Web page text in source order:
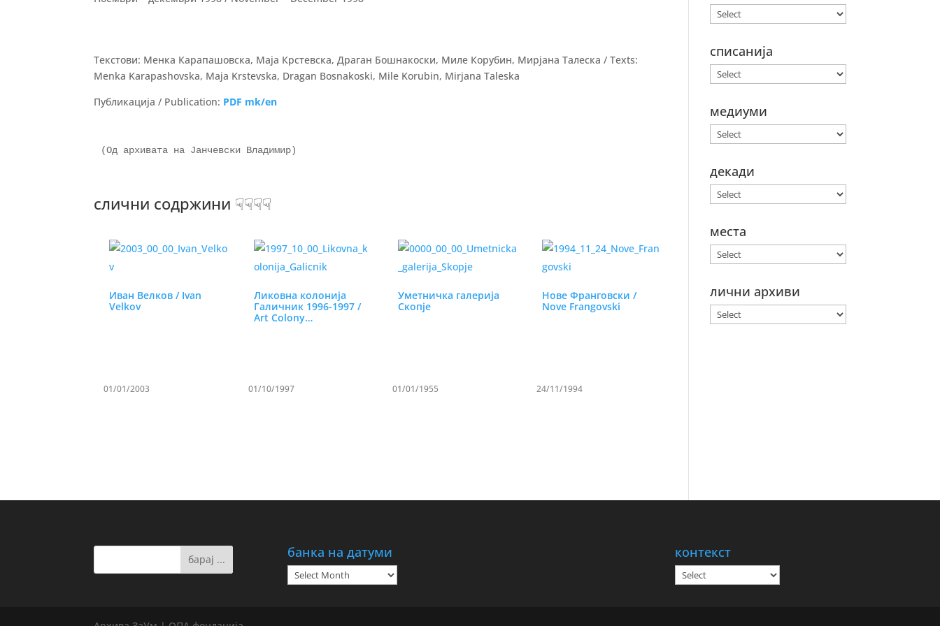
Текстови: Менка Карапашовска, Маја Крстевска, Драган Бошнакоски, Миле Корубин, Мирјана Талеска / Texts:
Menka Karapashovska, Maja Krstevska, Dragan Bosnakoski, Mile Korubin, Mirjana Taleska
Публикација / Publication: PDF mk/en
(Од архивата на Јанчевски Владимир)
слични содржини ☟☟☟☟
Иван Велков / Ivan
Velkov
01/01/2003
Ликовна колонија
Галичник 1996-1997 /
Art Colony…
01/10/1997
Уметничка галерија
Скопје
01/01/1955
Нове Франговски /
Nove Frangovski
24/11/1994
списанија
медиуми
декади
места
лични архиви
банка на датуми
банка
на
контекст